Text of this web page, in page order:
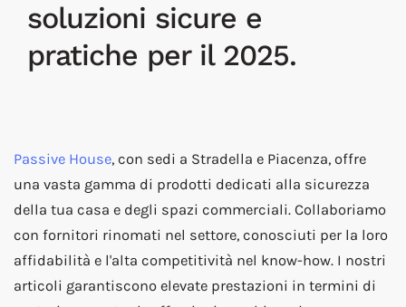
soluzioni sicure e
pratiche per il 2025.
Passive House, con sedi a Stradella e Piacenza, offre
una vasta gamma di prodotti dedicati alla sicurezza
della tua casa e degli spazi commerciali. Collaboriamo
con fornitori rinomati nel settore, conosciuti per la loro
affidabilità e l'alta competitività nel know-how. I nostri
articoli garantiscono elevate prestazioni in termini di